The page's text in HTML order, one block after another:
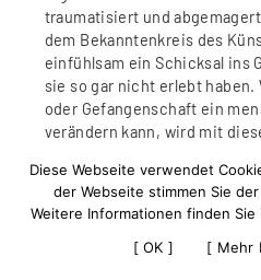
traumatisiert und
dem Bekanntenkreis des
einfühlsam ein Schicksal ins
sie so gar nicht erlebt
oder Gefangenschaft ein
verändern kann, wird mit
nachzudenken.
Diese Webseite verwendet
der Webseite stimmen Sie
Weitere Informationen finden
[ OK ]
[ Mehr